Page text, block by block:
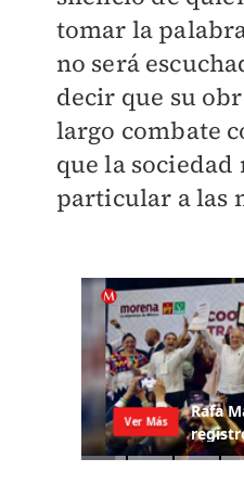
tomar la
no será
decir que su
largo combate
que la
particular a las